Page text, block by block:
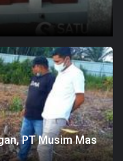
PT Musim Mas